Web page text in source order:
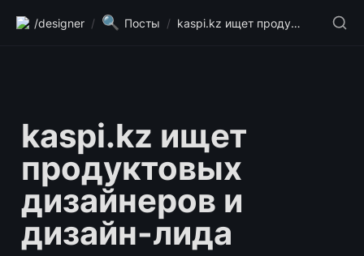
/designer / 🔍 Посты / kaspi.kz ищет продуктовых дизайнеров и дизайн-лида
kaspi.kz ищет
продуктовых
дизайнеров и
дизайн-лида